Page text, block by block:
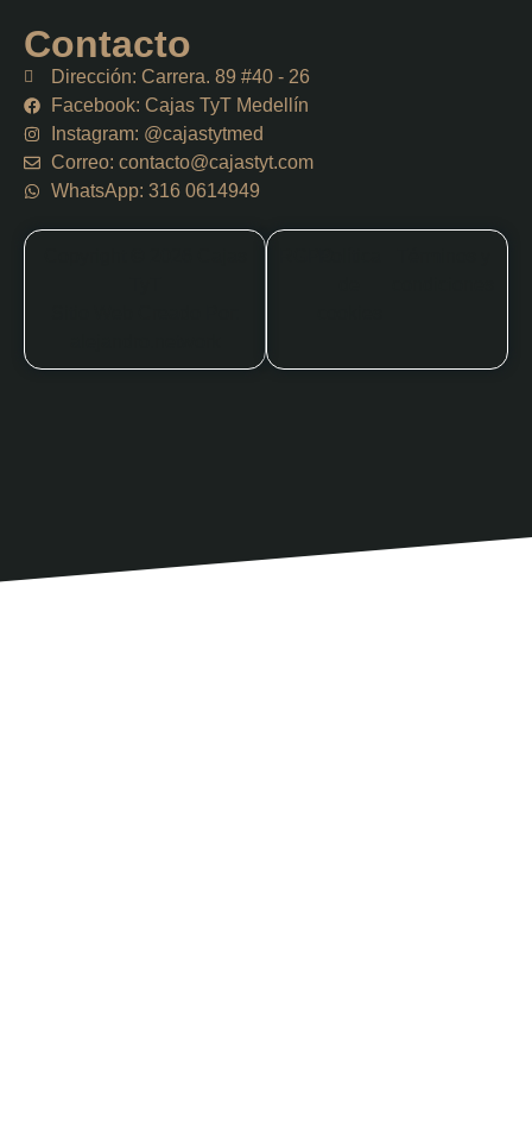
Contacto
Dirección: Carrera. 89 #40 - 26
Facebook: Cajas TyT Medellín
Instagram: @cajastytmed
Correo: contacto@cajastyt.com
WhatsApp: 316 0614949